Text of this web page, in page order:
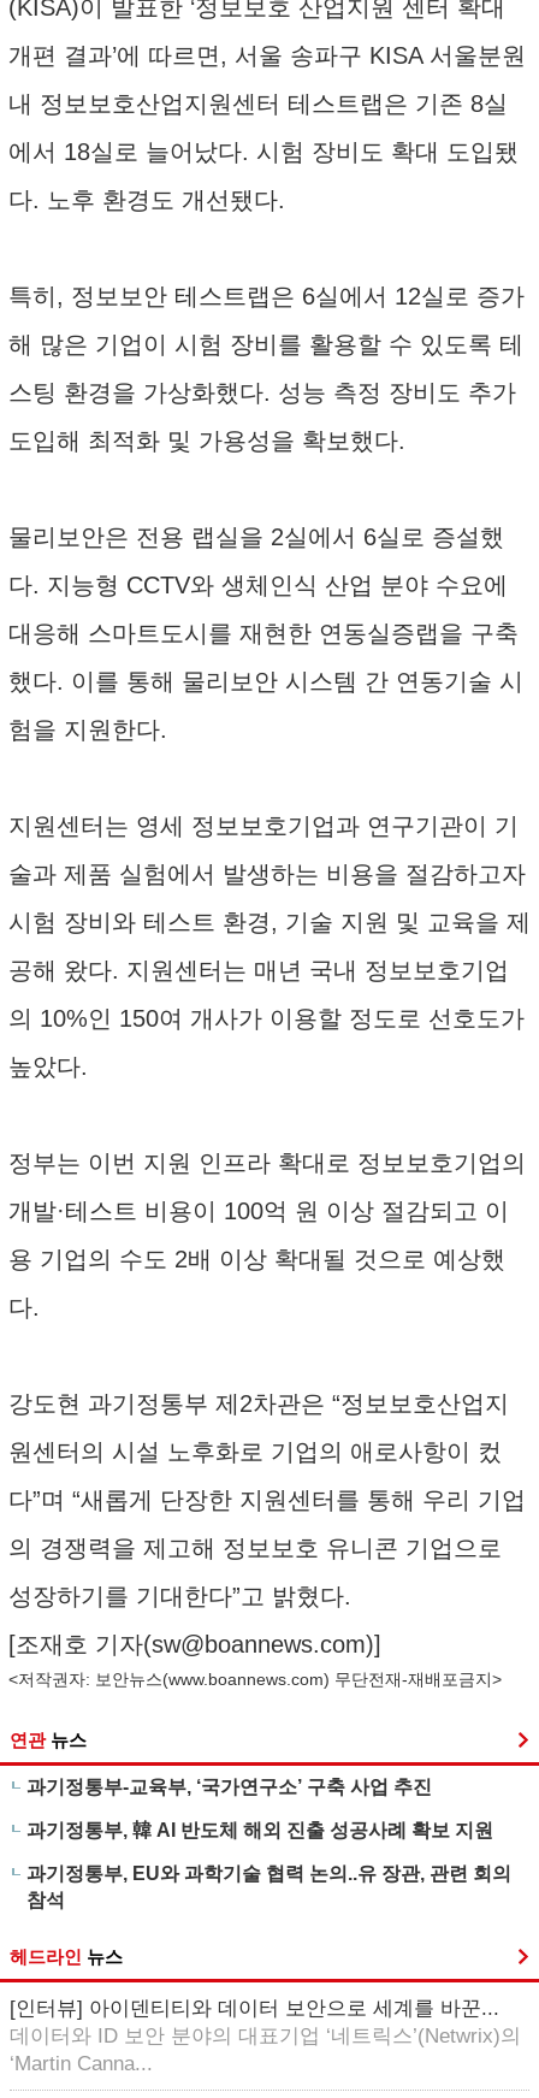
(KISA)이 발표한 ‘정보보호 산업지원 센터 확대
개편 결과’에 따르면, 서울 송파구 KISA 서울분원
내 정보보호산업지원센터 테스트랩은 기존 8실
에서 18실로 늘어났다. 시험 장비도 확대 도입됐
다. 노후 환경도 개선됐다.
특히, 정보보안 테스트랩은 6실에서 12실로 증가
해 많은 기업이 시험 장비를 활용할 수 있도록 테
스팅 환경을 가상화했다. 성능 측정 장비도 추가
도입해 최적화 및 가용성을 확보했다.
물리보안은 전용 랩실을 2실에서 6실로 증설했
다. 지능형 CCTV와 생체인식 산업 분야 수요에
대응해 스마트도시를 재현한 연동실증랩을 구축
했다. 이를 통해 물리보안 시스템 간 연동기술 시
험을 지원한다.
지원센터는 영세 정보보호기업과 연구기관이 기
술과 제품 실험에서 발생하는 비용을 절감하고자
시험 장비와 테스트 환경, 기술 지원 및 교육을 제
공해 왔다. 지원센터는 매년 국내 정보보호기업
의 10%인 150여 개사가 이용할 정도로 선호도가
높았다.
정부는 이번 지원 인프라 확대로 정보보호기업의
개발·테스트 비용이 100억 원 이상 절감되고 이
용 기업의 수도 2배 이상 확대될 것으로 예상했
다.
강도현 과기정통부 제2차관은 “정보보호산업지
원센터의 시설 노후화로 기업의 애로사항이 컸
다”며 “새롭게 단장한 지원센터를 통해 우리 기업
의 경쟁력을 제고해 정보보호 유니콘 기업으로
성장하기를 기대한다”고 밝혔다.
[조재호 기자(sw@boannews.com)]
<저작권자: 보안뉴스(www.boannews.com) 무단전재-재배포금지>
연관 뉴스
과기정통부-교육부, ‘국가연구소’ 구축 사업 추진
과기정통부, 韓 AI 반도체 해외 진출 성공사례 확보 지원
과기정통부, EU와 과학기술 협력 논의..유 장관, 관련 회의
참석
헤드라인 뉴스
[인터뷰] 아이덴티티와 데이터 보안으로 세계를 바꾼...
데이터와 ID 보안 분야의 대표기업 ‘네트릭스’(Netwrix)의
‘Martin Canna...